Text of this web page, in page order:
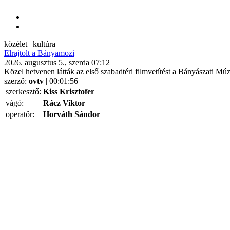
közélet | kultúra
Elrajtolt a Bányamozi
2026. augusztus 5., szerda 07:12
Közel hetvenen látták az első szabadtéri filmvetítést a Bányászati
szerző: ovtv | 00:01:56
szerkesztő: Kiss Krisztofer
vágó:
Rácz Viktor
operatőr:
Horváth Sándor